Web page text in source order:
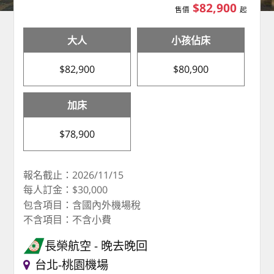
售價 $82,900 起
大人
$82,900
小孩佔床
$80,900
加床
$78,900
報名截止：2026/11/15
每人訂金：$30,000
包含項目：含國內外機場稅
不含項目：不含小費
長榮航空
晚去晚回
台北-桃園機場